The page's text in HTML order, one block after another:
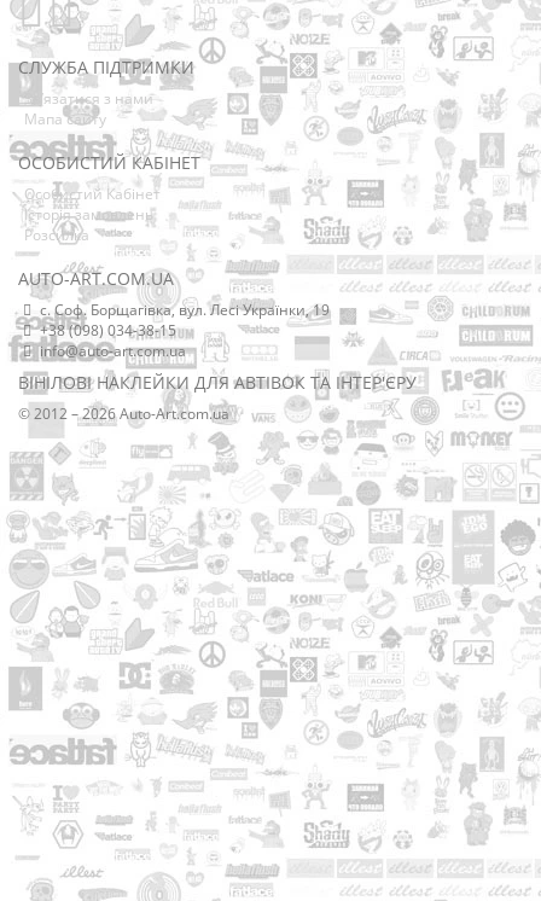
СЛУЖБА ПІДТРИМКИ
Зв’язатися з нами
Мапа сайту
ОСОБИСТИЙ КАБІНЕТ
Особистий Кабінет
Історія замовлень
Розсилка
AUTO-ART.COM.UA
с. Соф. Борщагівка, вул. Лесі Українки, 19
+38 (098) 034-38-15
info@auto-art.com.ua
ВІНІЛОВІ НАКЛЕЙКИ ДЛЯ АВТІВОК ТА ІНТЕР'ЄРУ
© 2012 – 2026 Auto-Art.com.ua